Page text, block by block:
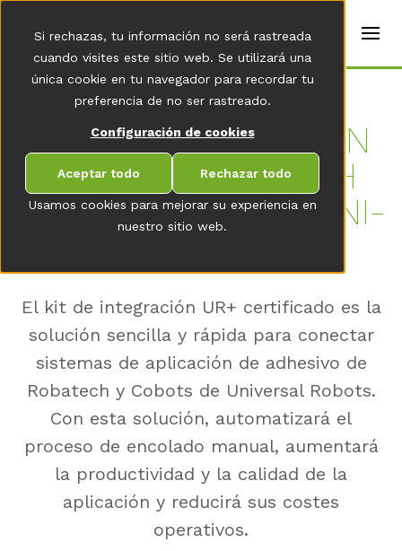
Usamos cookies para mejorar su experiencia en
nuestro sitio web.
Si rechazas, tu información no será rastreada
cuando visites este sitio web. Se utilizará una
única cookie en tu navegador para recordar tu
preferencia de no ser rastreado.
Configuración de cookies
Aceptar todo Rechazar todo
t
r
s
E
n
s
)
KIT DE IN­TE­GRA­CIÓN
UR+ DE RO­BA­TECH
PARA CO­BOTS DE UNI­
El kit de integración UR+ certificado es la
solución sencilla y rápida para conectar
sistemas de aplicación de adhesivo de
Robatech y Cobots de Universal Robots.
Con esta solución, automatizará el
proceso de encolado manual, aumentará
la productividad y la calidad de la
aplicación y reducirá sus costes
operativos.